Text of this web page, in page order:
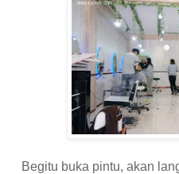
Begitu buka pintu, akan